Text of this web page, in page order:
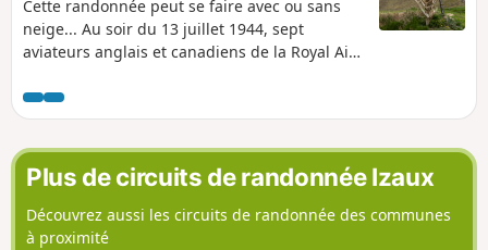
Cette randonnée peut se faire avec ou sans
neige... Au soir du 13 juillet 1944, sept
aviateurs anglais et canadiens de la Royal Air
maquis de Nistos. L'avion le Halifax percuta le
Pic du Douly. Les aviateurs n'ont pas survécu
et ont été enterrés sur place. Des débris de
l'appareil sont encore visibles aujourd'hui.
Tout ceci demande du silence et de la
contemplation...
Plus de circuits de randonnée Izaux
Découvrez aussi les circuits de randonnée des communes
à proximité